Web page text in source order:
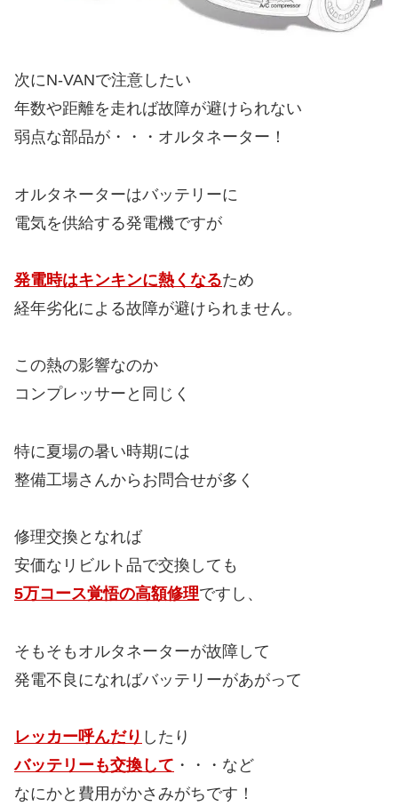
次にN-VANで注意したい
年数や距離を走れば故障が避けられない
弱点な部品が・・・オルタネーター！
オルタネーターはバッテリーに
電気を供給する発電機ですが
発電時はキンキンに熱くなるため
経年劣化による故障が避けられません。
この熱の影響なのか
コンプレッサーと同じく
特に夏場の暑い時期には
整備工場さんからお問合せが多く
修理交換となれば
安価なリビルト品で交換しても
5万コース覚悟の高額修理ですし、
そもそもオルタネーターが故障して
発電不良になればバッテリーがあがって
レッカー呼んだり したり
バッテリーも交換して ・・・など
なにかと費用がかさみがちです！